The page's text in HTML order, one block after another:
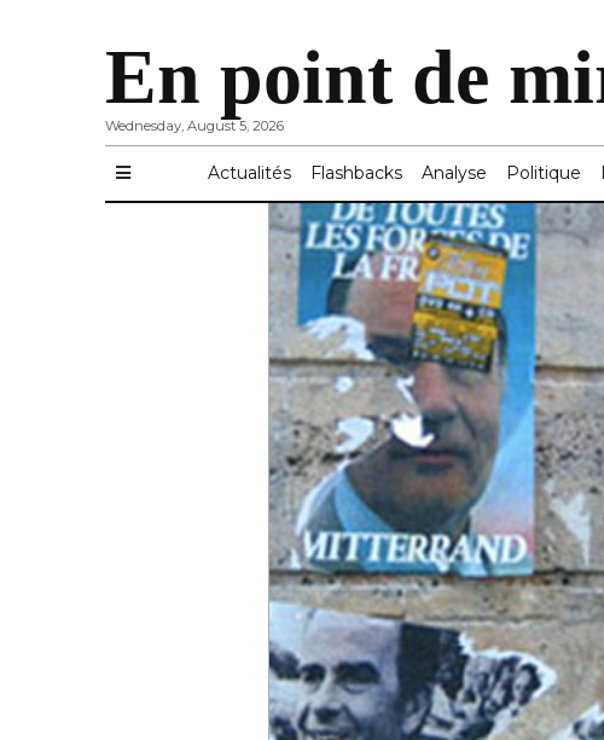
Wednesday, August 5, 2026
En point de
Actualités Flashbacks Analyse Politique